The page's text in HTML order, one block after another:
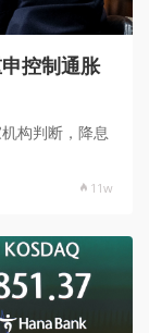
控制通胀
构判断，降息
11w